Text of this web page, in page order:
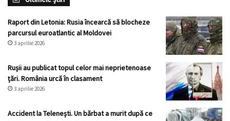
Raport din Letonia: Rusia încearcă să blocheze
parcursul euroatlantic al Moldovei
3 aprilie 2026
Rușii au publicat topul celor mai neprietenoase
țări. România urcă în clasament
3 aprilie 2026
Accident la Telenești. Un bărbat a murit după ce